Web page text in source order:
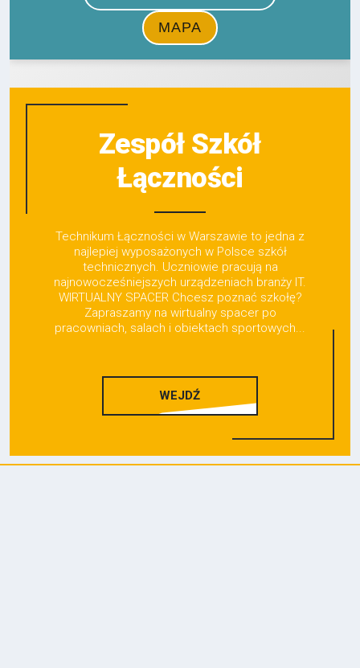
Zespół Szkół
Łączności
Technikum Łączności w Warszawie to jedna z
najlepiej wyposażonych w Polsce szkół
technicznych. Uczniowie pracują na
najnowocześniejszych urządzeniach branży IT.
WIRTUALNY SPACER Chcesz poznać szkołę?
Zapraszamy na wirtualny spacer po
pracowniach, salach i obiektach sportowych...
WEJDŹ